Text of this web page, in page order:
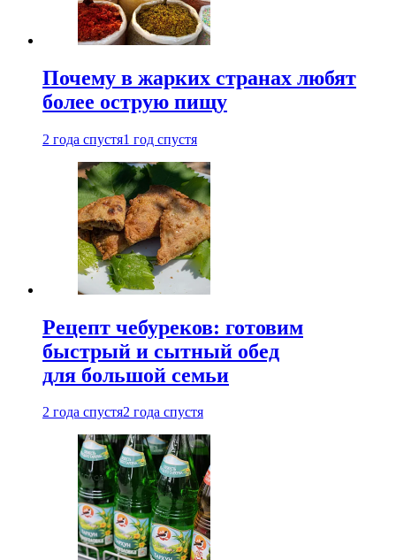
Почему в жарких странах любят
более острую пищу
2 года спустя1 год спустя
Рецепт чебуреков: готовим
быстрый и сытный обед
для большой семьи
2 года спустя2 года спустя